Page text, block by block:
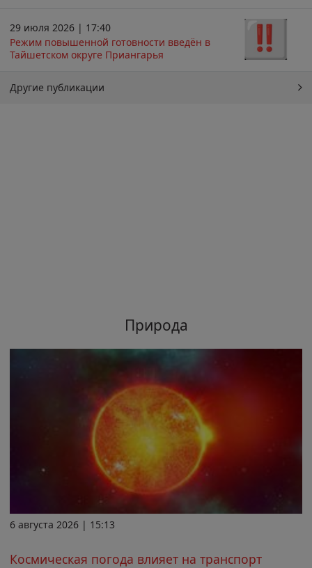
29 июля 2026 | 17:40
Режим повышенной готовности введён в
Тайшетском округе Приангарья
Другие публикации
Природа
6 августа 2026 | 15:13
Космическая погода влияет на транспорт